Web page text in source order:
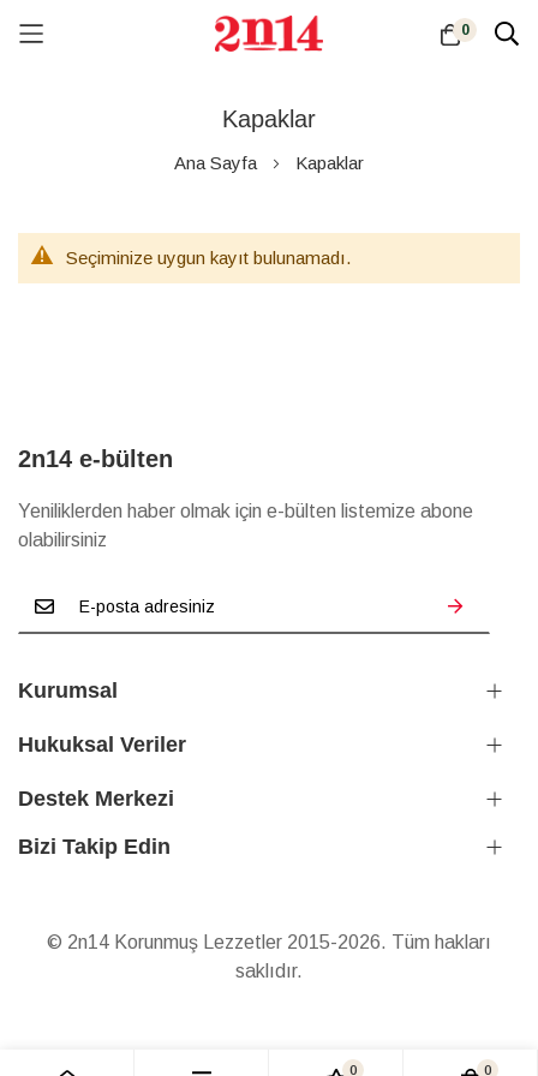
0
Kapaklar
Ana Sayfa Kapaklar
Seçiminize uygun kayıt bulunamadı.
2n14 e-bülten
Yeniliklerden haber olmak için e-bülten listemize abone
olabilirsiniz
Kurumsal
Hukuksal Veriler
Bizi Takip Edin
Destek Merkezi
© 2n14 Korunmuş Lezzetler 2015-2026. Tüm hakları
saklıdır.
0 0